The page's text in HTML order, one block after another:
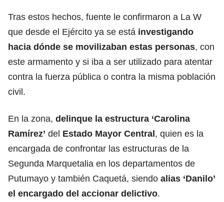
Tras estos hechos, fuente le confirmaron a La W
que desde el Ejército ya se está investigando
hacia dónde se movilizaban estas personas, con
este armamento y si iba a ser utilizado para atentar
contra la fuerza pública o contra la misma población
civil.
En la zona, delinque la estructura ‘Carolina
Ramírez’ del Estado Mayor Central, quien es la
encargada de confrontar las estructuras de la
Segunda Marquetalia en los departamentos de
Putumayo y también Caquetá, siendo alias ‘Danilo’
el encargado del accionar delictivo.